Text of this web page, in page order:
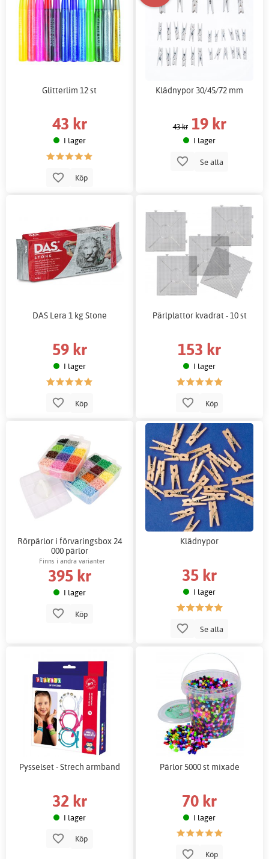
Glitterlim 12 st
43 kr
I lager
Köp
Klädnypor 30/45/72 mm
43 kr 19 kr
I lager
Se alla
DAS Lera 1 kg Stone
59 kr
I lager
Köp
Pärlplattor kvadrat - 10 st
153 kr
I lager
Köp
Rörpärlor i förvaringsbox 24
000 pärlor
Finns i andra varianter
395 kr
I lager
Köp
Klädnypor
35 kr
I lager
Se alla
Pysselset - Strech armband
32 kr
I lager
Köp
Pärlor 5000 st mixade
70 kr
I lager
Köp